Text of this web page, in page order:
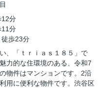
12分
11分
徒歩23分
、「ｔｒｉａｓ１８５」で
力的な住環境のある、令和7
物件はマンションです。2沿
用に便利な物件です。渋谷区